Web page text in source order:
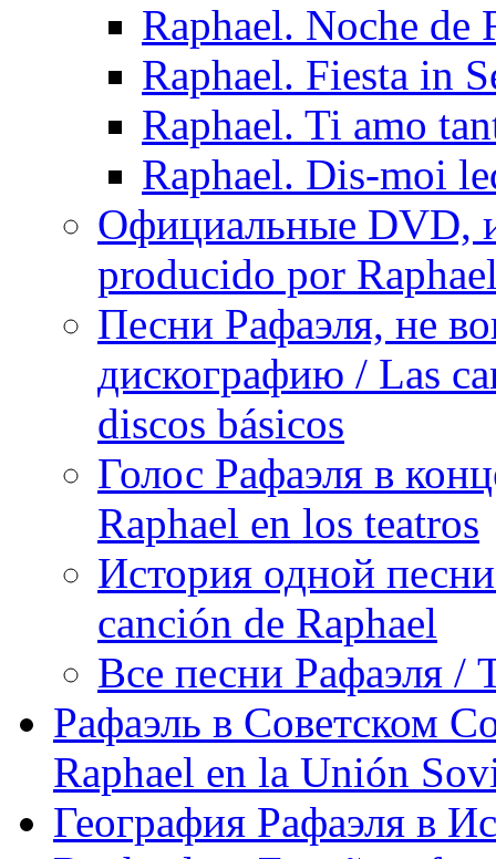
Raphael. Noche de
Raphael. Fiesta in
Raphael. Ti amo
Raphael. Dis-moi
Официальные DVD,
producido por
Песни Рафаэля, не
дискографию / Las
discos básicos
Голос Рафаэля в
Raphael en los teatros
История одной
canción de Raphael
Все песни Рафаэля /
Рафаэль в Советском
Raphael en la Unión
География Рафаэля в